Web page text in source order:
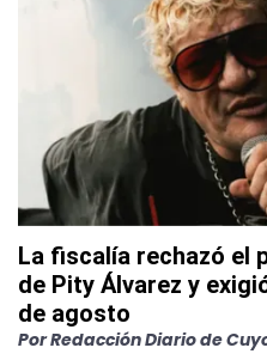
La fiscalía rechazó el
de Pity Álvarez y
de agosto
PorRedacción Diario de